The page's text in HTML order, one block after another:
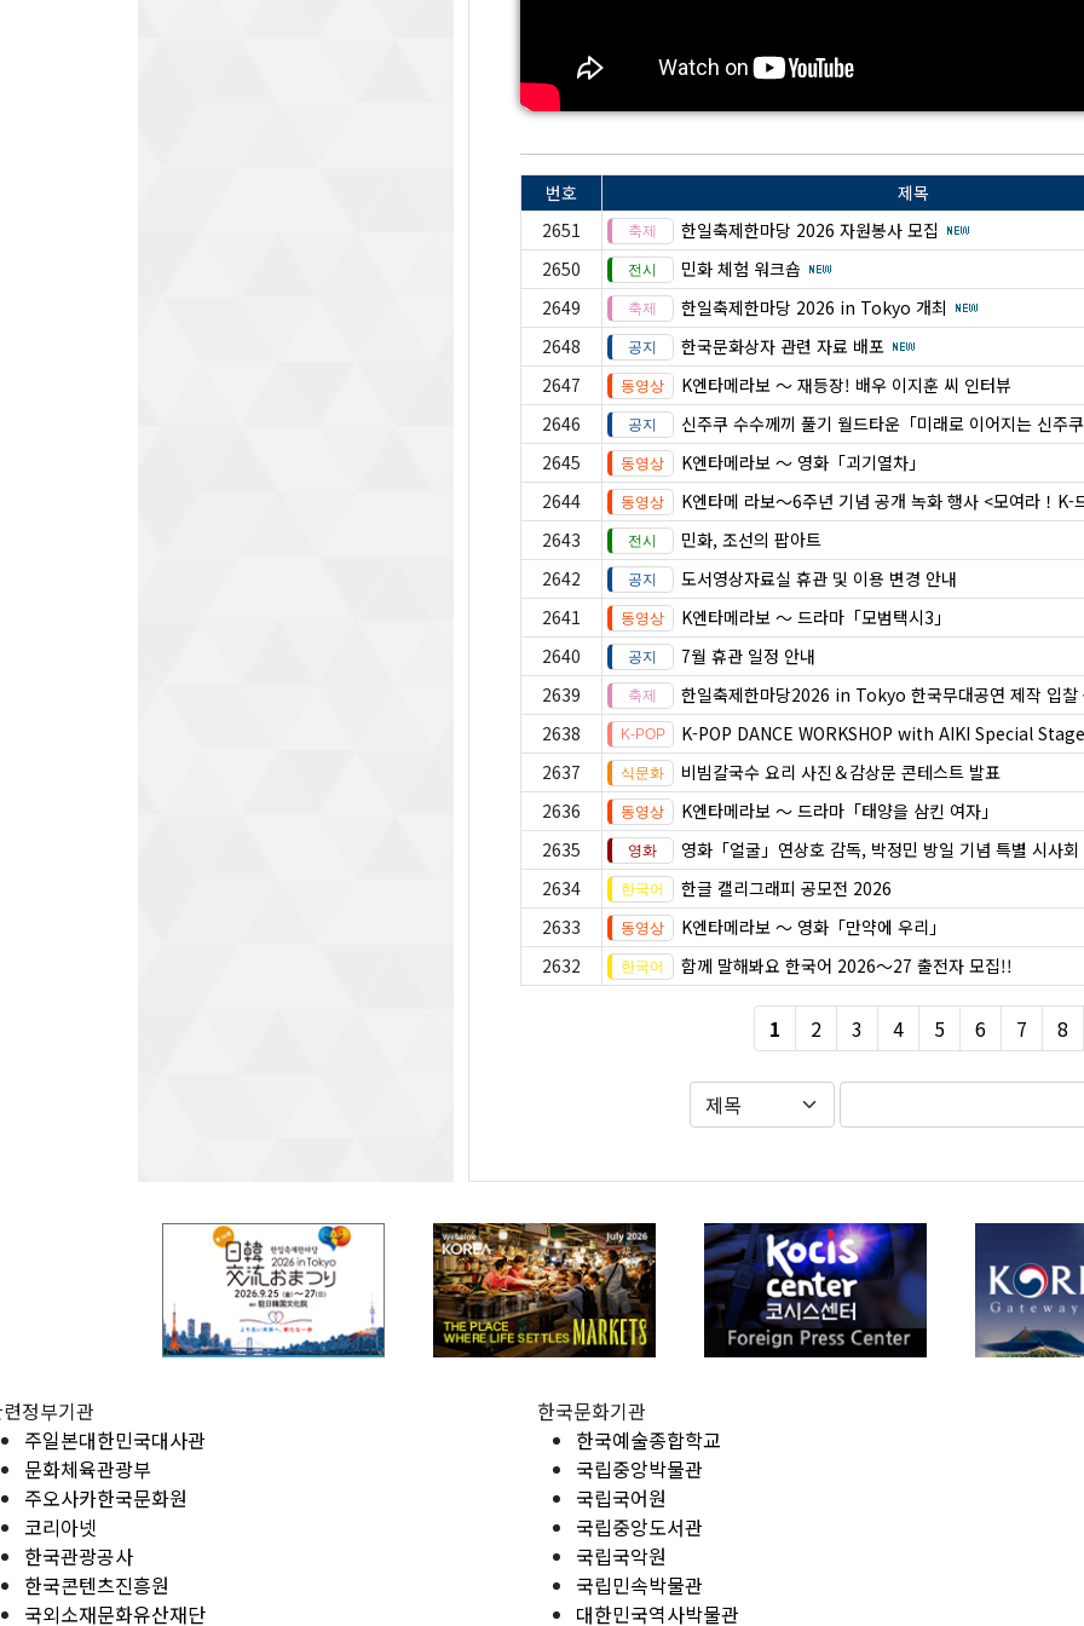
번호
제목
2651
한일축제한마당 2026 자원봉사 모집
2650
민화 체험 워크숍
2649
한일축제한마당 2026 in Tokyo 개최
2648
한국문화상자 관련 자료 배포
2647
K엔타메라보 ～ 재등장! 배우 이지훈 씨 인터뷰
2646
신주쿠 수수께끼 풀기 월드타운「미래로 이어지는 신주
2645
K엔타메라보 ～ 영화「괴기열차」
2644
K엔타메 라보～6주년 기념 공개 녹화 행사 <모여라！K-
2643
민화, 조선의 팝아트
2642
도서영상자료실 휴관 및 이용 변경 안내
2641
K엔타메라보 ～ 드라마「모범택시3」
2640
7월 휴관 일정 안내
2639
한일축제한마당2026 in Tokyo 한국무대공연 제작 입찰
2638
K-POP DANCE WORKSHOP with AIKI Special Stage
2637
비빔칼국수 요리 사진＆감상문 콘테스트 발표
2636
K엔타메라보 ～ 드라마「태양을 삼킨 여자」
2635
영화「얼굴」연상호 감독, 박정민 방일 기념 특별 시사회
2634
한글 캘리그래피 공모전 2026
2633
K엔타메라보 ～ 영화「만약에 우리」
2632
함께 말해봐요 한국어 2026～27 출전자 모집!!
1 2 3 4 5 6 7 8
정부기관
주일본대한민국대사관
문화체육관광부
주오사카한국문화원
코리아넷
한국관광공사
한국콘텐츠진흥원
국외소재문화유산재단
한국문화기관
한국예술종합학교
국립중앙박물관
국립국어원
국립중앙도서관
국립국악원
국립민속박물관
대한민국역사박물관